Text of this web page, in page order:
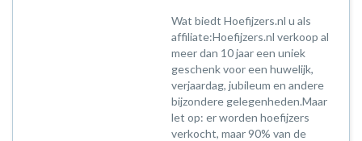
Wat biedt Hoefijzers.nl u als
affiliate:Hoefijzers.nl verkoop al
meer dan 10 jaar een uniek
geschenk voor een huwelijk,
verjaardag, jubileum en andere
bijzondere gelegenheden.Maar
let op: er worden hoefijzers
verkocht, maar 90% van de